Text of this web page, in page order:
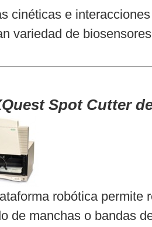
cinéticas e
variedad de
Spot Cutter
robótica permite
de manchas o bandas